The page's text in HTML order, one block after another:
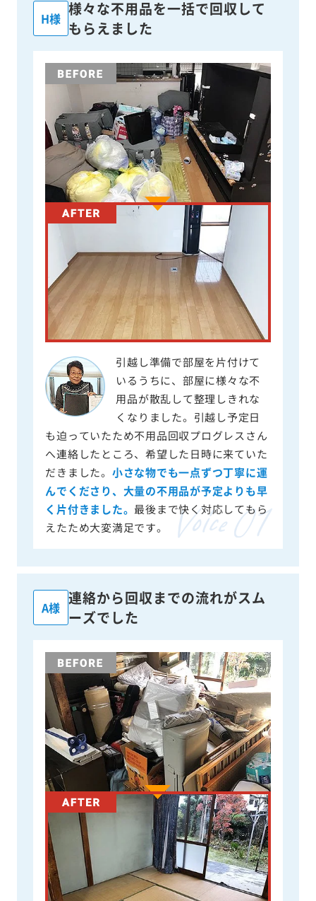
H様
様々な不用品を一括で回収して
もらえました
引越し準備で部屋を片付けて
いるうちに、部屋に様々な不
用品が散乱して整理しきれな
くなりました。引越し予定日
も迫っていたため不用品回収プログレスさん
へ連絡したところ、希望した日時に来ていた
だきました。 小さな物でも一点ずつ丁寧に運
んでくださり、大量の不用品が予定よりも早
く片付きました。 最後まで快く対応してもら
えたため大変満足です。
A様
連絡から回収までの流れがスム
ーズでした